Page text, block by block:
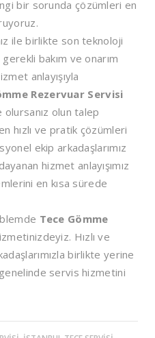
bir sorunda çözümleri en
ile birlikte son teknoloji
bakım ve onarım
anlayışıyla
Rezervuar Servisi
olursanız olun talep
hızlı ve pratik çözümleri
ekip arkadaşlarımız
hizmet anlayışımız
en kısa sürede
Tece Gömme
Hızlı ve
birlikte yerine
servis hizmetini